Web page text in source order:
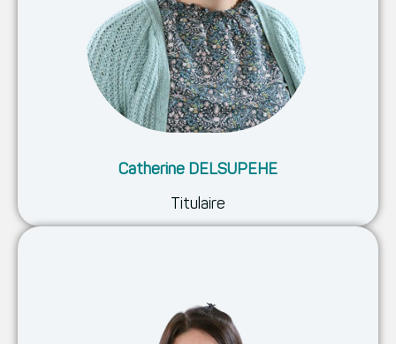
Catherine DELSUPEHE
Titulaire